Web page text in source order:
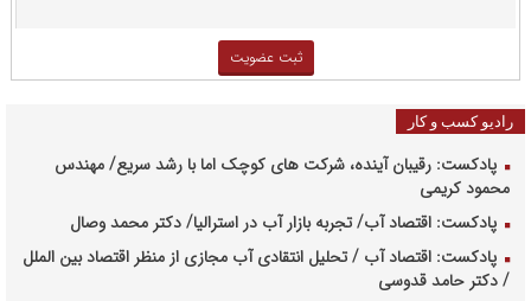
رادیو کسب و کار
پادکست: رقیبان آینده، شرکت های کوچک اما با رشد سریع/ مهندس
محمود کریمی
پادکست: اقتصاد آب/ تجربه بازار آب در استرالیا/ دکتر محمد وصال
پادکست: اقتصاد آب / تحلیل انتقادی آب مجازی از منظر اقتصاد بین الملل
/ دکتر حامد قدوسی